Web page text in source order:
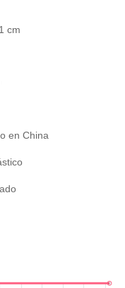
cm
en China